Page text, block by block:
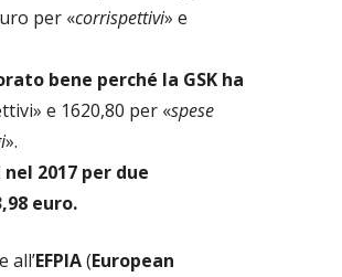
per «corrispettivi» e
bene perché la GSK ha
e 1620,80 per «spese
».
2017 per due
euro.
all’EFPIA(European